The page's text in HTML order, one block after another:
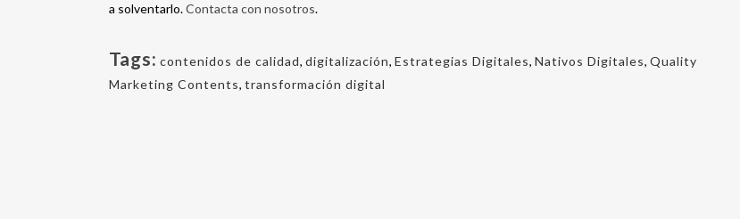
a solventarlo.Contacta con nosotros.
Tags: contenidos de calidad, digitalización, Estrategias Digitales, Nativos Digitales, Quality
Marketing Contents, transformación digital